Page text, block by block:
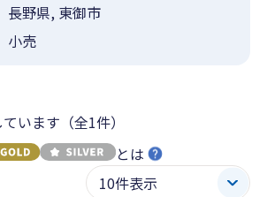
長野県, 東御市
小売
います（全1件）
とは